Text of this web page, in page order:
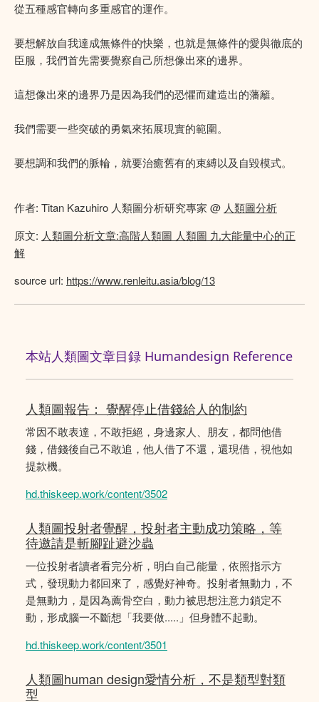
從五種感官轉向多重感官的運作。
要想解放自我達成無條件的快樂，也就是無條件的愛與徹底的
臣服，我們首先需要覺察自己所想像出來的邊界。
這想像出來的邊界乃是因為我們的恐懼而建造出的藩籬。
我們需要一些突破的勇氣來拓展現實的範圍。
要想調和我們的脈輪，就要治癒舊有的束縛以及自毀模式。
作者: Titan Kazuhiro 人類圖分析研究專家 @ 人類圖分析
原文: 人類圖分析文章:高階人類圖 人類圖 九大能量中心的正
解
source url: https://www.renleitu.asia/blog/13
本站人類圖文章目録 Humandesign Reference
人類圖報告： 覺醒停止借錢給人的制約
常因不敢表達，不敢拒絕，身邊家人、朋友，都問他借
錢，借錢後自己不敢追，他人借了不還，還現借，視他如
提款機。
hd.thiskeep.work/content/3502
人類圖投射者覺醒，投射者主動成功策略，等
待邀請是斬腳趾避沙蟲
一位投射者讀者看完分析，明白自己能量，依照指示方
式，發現動力都回來了，感覺好神奇。投射者無動力，不
是無動力，是因為薦骨空白，動力被思想注意力鎖定不
動，形成腦一不斷想「我要做.....」但身體不起動。
hd.thiskeep.work/content/3501
人類圖human design愛情分析，不是類型對類
型